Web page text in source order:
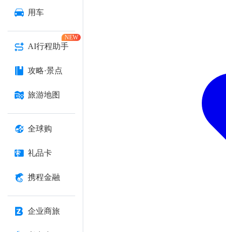
用车
AI行程助手
NEW
攻略·景点
旅游地图
全球购
礼品卡
携程金融
企业商旅